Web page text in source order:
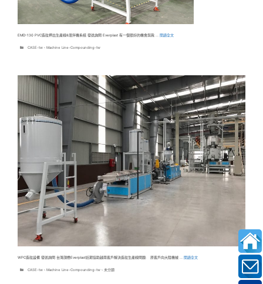
EMD-130 PVC造粒押出生產線&混拌機系統 發送詢問 Everplast 有一個很好的機會與我 … 閱讀全文
分CASE-tw、 Machine Line-Compounding-tw
WPC造粒設備 發送詢問 台灣頡懋Everplast近期協助越南客戶解決造粒生產線問題: 原客戶向大陸機械 … 閱讀全文
分CASE-tw、 Machine Line-Compounding-tw、 未分類